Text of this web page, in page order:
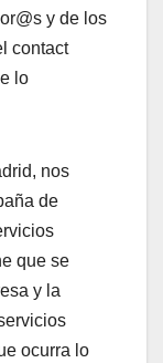
y de los
contact
lo
nos
de
que se
y la
ocurra lo